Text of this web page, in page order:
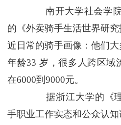
南开大学社会学院基
的《外卖骑手生活世界研
近日常的骑手画像：他们
年龄33 岁，很多人跨区域
在6000到9000元。
据浙江大学的《理解
手职业工作实态和公众认